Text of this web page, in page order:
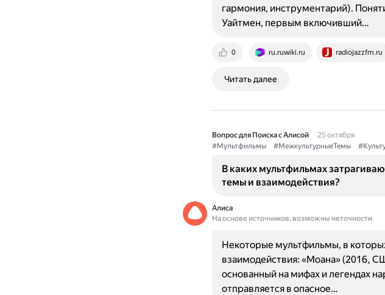
0 ru.ruwiki.ru radiojazzfm.ru
гармония, инструментарий).
Уайтмен, первым включивший…
Читать далее
Вопрос для Поиска с Алисой
25 октября
#Мультфильмы
#МежкультурныеТемы
В каких мультфильмах
темы и взаимодействия?
Алиса
На основе источников, возможны неточности
Некоторые мультфильмы, в
взаимодействия: «Моана» (2016,
основанный на мифах и легендах
отправляется в опасное…